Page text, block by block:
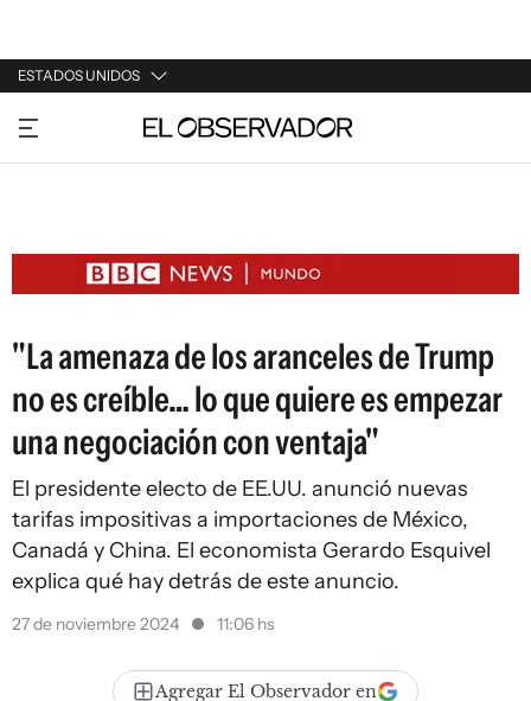
ESTADOS UNIDOS
URUGUAY
ARGENTINA
ESTADOS UNIDOS
"La amenaza de los aranceles de Trump
no es creíble… lo que quiere es empezar
una negociación con ventaja"
El presidente electo de EE.UU. anunció nuevas
tarifas impositivas a importaciones de México,
Canadá y China. El economista Gerardo Esquivel
explica qué hay detrás de este anuncio.
27 de noviembre 2024 11:06 hs
Agregar El Observador en